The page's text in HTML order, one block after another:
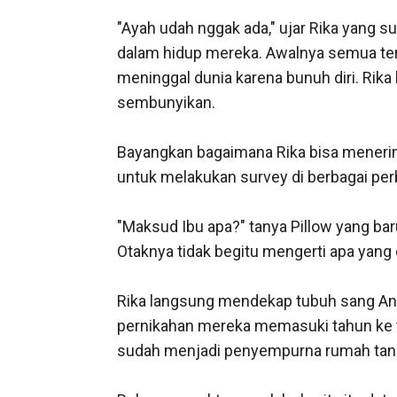
"Ayah udah nggak ada," ujar Rika yang sudah terduduk lemas di sofa dengan air mata yang sudah membanjiri. Entah apa yang terjadi dalam hidup mereka. Awalnya semua terlihat baik-baik saja sampai beberapa orang datang ke rumah menyatakan bahwa sang suami meninggal dunia karena bunuh diri. Rika bingung kenapa bisa orang mengetahui tentang alamat yang sudah belasan tahun mereka sembunyikan.

Bayangkan bagaimana Rika bisa menerima kenyataan itu, jelas saja sang suami 3 hari dulu pamit untuk melakukan perjalanan ke luar kota untuk melakukan survey di berbagai perbatasan dunia yang mengalami berbagai krisis kesehatan.

"Maksud Ibu apa?" tanya Pillow yang baru saja sampai ke rumah. Ya dia baru pulang dari bermain, sekarang Pillow berumur 7 tahun. Otaknya tidak begitu mengerti apa yang dikatakan sang Ibu.

Rika langsung mendekap tubuh sang Anak. Pillow adalah anugrah terbesar dalam hidup Rika dan juga sang suami yaitu Razan. Usia pernikahan mereka memasuki tahun ke tiga belas barulah Rika di nyatakan Hamil. penantian yang sangat lama sehingga kehadiran Pillow sudah menjadi penyempurna rumah tangga mereka.

Beberapa waktu yang lalu, berita itu datang dengan sendirinya dari perwakilan perusahaan sang suami bekerja yaitu sugaar Cure. Perusahaan farmasi terbesar di dunia yang sudah terkenal di mana-mana, bahkan di obat-obat produksi dari perusahaan itu sangat dicari oleh banyak orang.

Ayah Pillow bekerja di sana hampir dua puluh tahun lamanya. Dia menjadi salah satu peneliti di perusahaan itu. Bahkan saat dunia terserang virus hebat, hanya perusahaan Sugaar Cure yang mampu menciptakan vaksin untuk membasmi virus itu hingga mencegah terjadinya pemusnahan manusia secara massal karena virus tersebut.

Beberapa orang kembali datang ke rumah itu, Rika langsung menutupi wajah sang anak agar tidak ada yang mengenal wajah itu. Menjadi peneliti hebat tentu saja membuat banyak orang yang mengincar Razan yang keluarga. Apalagi Razan menjadi ketua proyek pembuatan vaksin untuk membasmi virus beberapa tahun yang lalu.

Razan sudah mempunyai beberapa firasat bahwa keluarga mereka tidak baik-baik saja sehingga setiap keluar rumah sang anak pasti tidak menggunakan wajah asli melainkan dengan menggunakan topeng yang sudah disiapkan oleh Razan. Dia harus menjaga sang anak walaupun maut taruhannya. Apalagi Razan tidak bersekolah sama sekali

Pernah sekali Pillow bertanya kenapa dia harus memakai topeng ini setiap keluar? Razan tidak menyembunyikan apapun karena dari kecil sang anak memang sangat pintar. Kepintaran Ibu dan Ayahnya jelas saja menurun pada sang anak.

Razan dan Rika merupakan peneliti yang selalu dicari-cari perusahaan bahkan instansi pemerintahan dari berbagai negara, tetapi karena sudah berteman lama dengan pemilik perusahaan Sugaar Cure sehingga dia hanya bekerja di sana. Saat Rika hamil dia langsung berhenti bekerja dan fokus pada kehamilan untuk menanti kelahiran sang anak.

Tepat usia kandungan Rika 4